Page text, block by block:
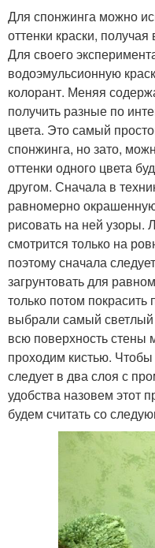
Для спонжинга можно
оттенки краски,
Для своего
водоэмульсионную
колорант. Меняя
получить разные по
цвета. Это самый
спонжинга, но зато,
оттенки одного цвета
другом. Сначала в
равномерно
рисовать на ней узоры.
смотрится только на
поэтому сначала
загрунтовать для
только потом
выбрали самый
всю поверхность
проходим кистью.
следует в два слоя с
удобства назовем этот
будем считать со